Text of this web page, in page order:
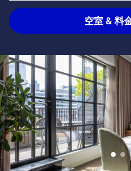
空室 & 料